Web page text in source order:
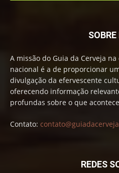
A missão do Guia da Cerveja
nacional é a de proporcionar
divulgação da efervescente
oferecendo informação
profundas sobre o que
Contato:
REDES